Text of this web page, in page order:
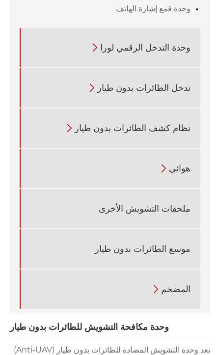
وحدة قمع إشارة الهاتف
وحدة التدخل الرقمي لورا 
تدخل الطائرات بدون طيار 
نظام كشف الطائرات بدون طيار 
هوائي 
ملحقات التشويش الأخرى
موسع الطائرات بدون طيار
المضخم 
وحدة مكافحة التشويش للطائرات بدون طيار
تعد وحدة التشويش المضادة للطائرات بدون طيار (Anti-UAV)